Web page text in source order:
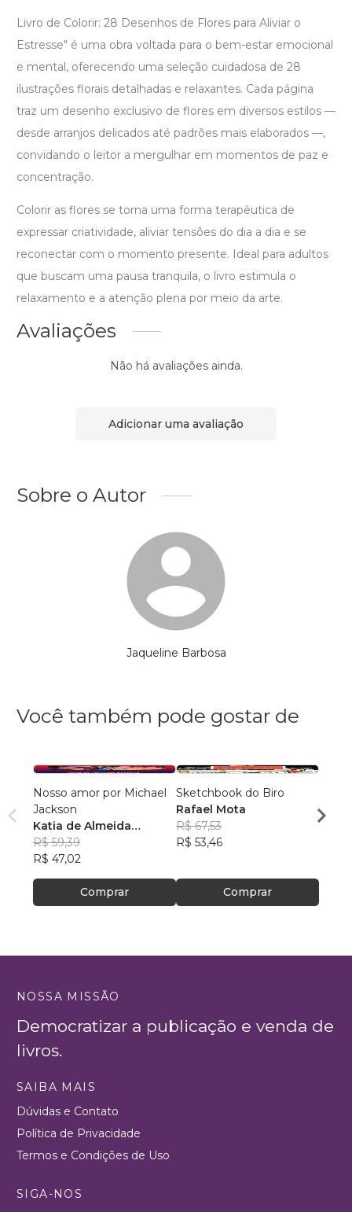
Livro de Colorir: 28 Desenhos de Flores para Aliviar o
Estresse" é uma obra voltada para o bem-estar emocional
e mental, oferecendo uma seleção cuidadosa de 28
ilustrações florais detalhadas e relaxantes. Cada página
traz um desenho exclusivo de flores em diversos estilos —
desde arranjos delicados até padrões mais elaborados —,
convidando o leitor a mergulhar em momentos de paz e
concentração.
Colorir as flores se torna uma forma terapêutica de
expressar criatividade, aliviar tensões do dia a dia e se
reconectar com o momento presente. Ideal para adultos
que buscam uma pausa tranquila, o livro estimula o
relaxamento e a atenção plena por meio da arte.
Avaliações
Não há avaliações ainda.
Adicionar uma avaliação
Sobre o Autor
Jaqueline Barbosa
Você também pode gostar de
Nosso amor por Michael
Jackson
Katia de Almeida
Bellomo
R$ 59,39
R$ 47,02
Comprar
Sketchbook do Biro
Rafael Mota
R$ 67,53
R$ 53,46
Comprar
R$
NOSSA MISSÃO
Democratizar a publicação e venda de
livros.
SAIBA MAIS
Dúvidas e Contato
Política de Privacidade
Termos e Condições de Uso
SIGA-NOS